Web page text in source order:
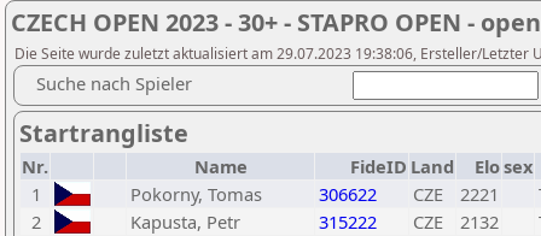
CZECH OPEN 2023 - 30+ - STAPRO OPEN -
Die Seite wurde zuletzt aktualisiert am 29.07.2023 19:38:06, Ersteller/Letzter
Suche nach Spieler
Startrangliste
Nr. Name FideID Land Elosex
1
Pokorny, Tomas 306622 CZE 2221
2
Kapusta, Petr 315222 CZE 2132